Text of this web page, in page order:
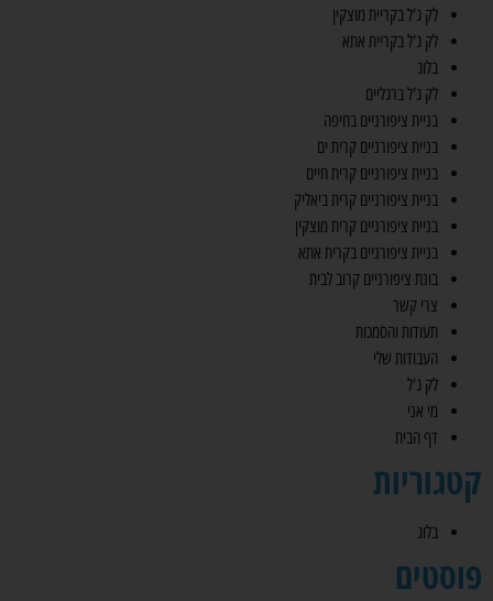
לק ג'ל בקריית מוצקין
לק ג'ל בקריית אתא
בלוג
לק ג'ל ברגליים
בניית ציפורניים בחיפה
בניית ציפורניים קרית ים
בניית ציפורניים קרית חיים
בניית ציפורניים קרית ביאליק
בניית ציפורניים קרית מוצקין
בניית ציפורניים בקרית אתא
בונת ציפורניים קרוב לבית
צרי קשר
תעודות והסמכות
העבודות שלי
לק ג'ל
מי אני
דף הבית
קטגוריות
בלוג
פוסטים